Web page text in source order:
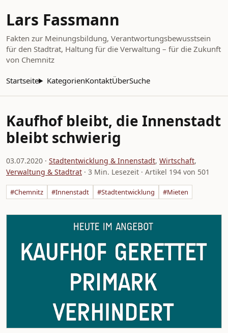
Lars Fassmann
Fakten zur Meinungsbildung, Verantwortungsbewusstsein
für den Stadtrat, Haltung für die Verwaltung – für die Zukunft
von Chemnitz
Startseite KategorienKontaktÜberSuche
Kaufhof bleibt, die Innenstadt
bleibt schwierig
03.07.2020 · Stadtentwicklung & Innenstadt, Wirtschaft,
Verwaltung & Stadtrat · 3 Min. Lesezeit · Artikel 194 von 501
#Chemnitz #Innenstadt #Stadtentwicklung #Mieten